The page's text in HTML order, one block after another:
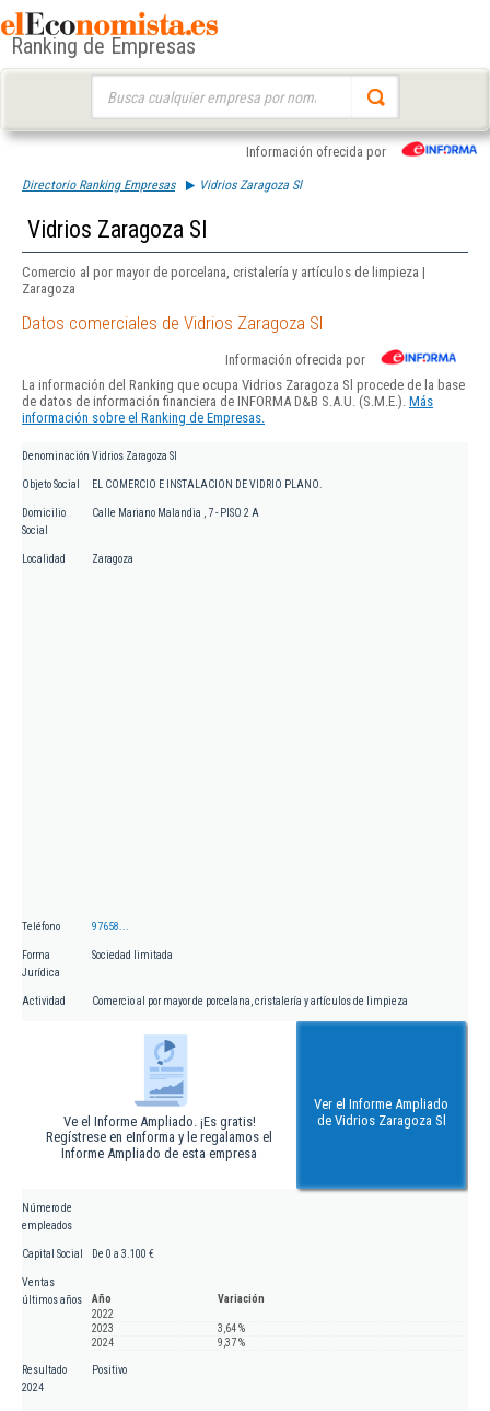
Ranking de Empresas
Información ofrecida por
Directorio Ranking Empresas Vidrios Zaragoza Sl
Vidrios Zaragoza Sl
Comercio al por mayor de porcelana, cristalería y artículos de limpieza |
Zaragoza
Datos comerciales de Vidrios Zaragoza Sl
Información ofrecida por
La información del Ranking que ocupa Vidrios Zaragoza Sl procede de la base
de datos de información financiera de INFORMA D&B S.A.U. (S.M.E.). Más
información sobre el Ranking de Empresas.
Denominación Vidrios Zaragoza Sl
Objeto Social EL COMERCIO E INSTALACION DE VIDRIO PLANO.
Domicilio
Social
Calle Mariano Malandia , 7 - PISO 2 A
Localidad Zaragoza
Teléfono 97658...
Forma
Jurídica
Sociedad limitada
Actividad Comercio al por mayor de porcelana, cristalería y artículos de limpieza
Ve el Informe Ampliado. ¡Es gratis!
Regístrese en eInforma y le regalamos el
Informe Ampliado de esta empresa
Ver el Informe Ampliado
de Vidrios Zaragoza Sl
Número de
empleados
Capital Social De 0 a 3.100 €
Ventas
últimos años
Año
Variación
2022
2023
3,64 %
2024
9,37 %
Resultado
2024
Positivo